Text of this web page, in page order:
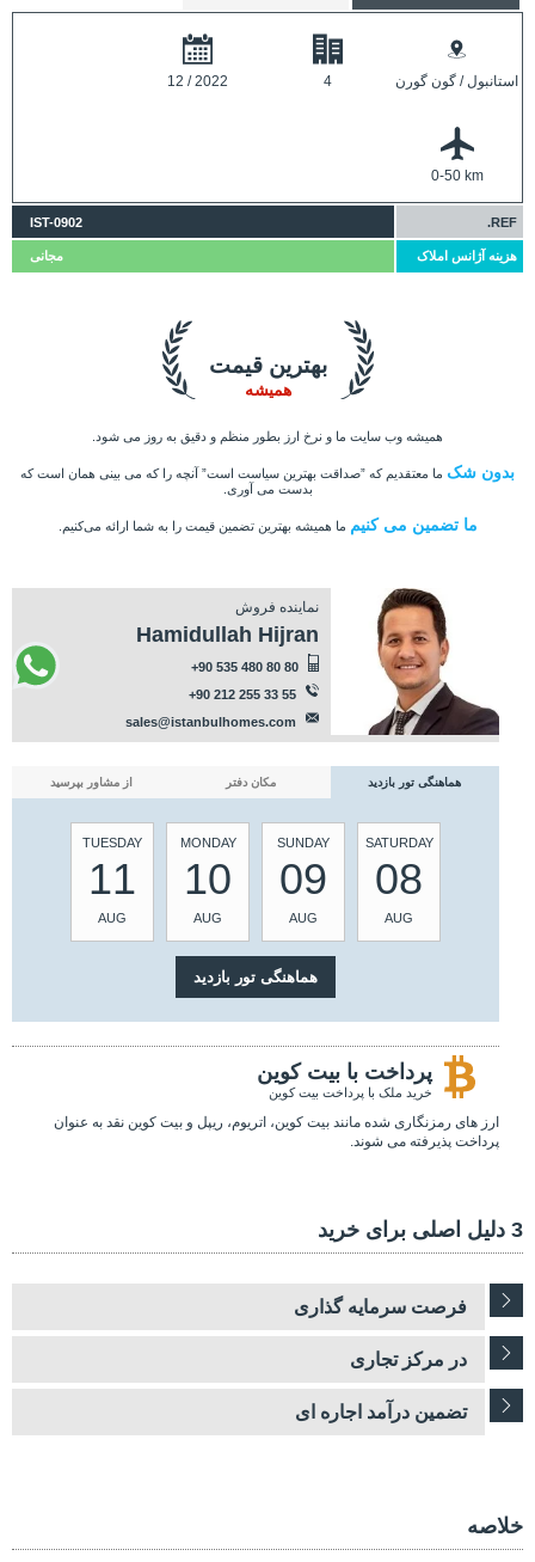
استانبول / گون گورن 4
12 / 2022
0-50 km
REF.
IST-0902
هزینه آژانس املاک مجانی
همیشه
بهترین قیمت
همیشه وب سایت ما و نرخ ارز بطور منظم و دقیق به روز می شود.
بدون شک ما معتقدیم که ”صداقت بهترین سیاست است” آنچه را که می بینی همان است که
بدست می آوری.
ما تضمین می کنیم ما همیشه بهترین تضمین قیمت را به شما ارائه می‌کنیم.
نماینده فروش
Hamidullah Hijran
+90 535 480 80 80
+90 212 255 33 55
sales@istanbulhomes.com
هماهنگی تور بازدید مکان دفتر از مشاور بپرسید
SATURDAY
08
AUG
SUNDAY
09
AUG
MONDAY
10
AUG
TUESDAY
11
AUG
پرداخت با بیت کوین
خرید ملک با پرداخت بیت کوین
ارز های رمزنگاری شده مانند بیت کوین، اتریوم، ریپل و بیت کوین نقد به عنوان
پرداخت پذیرفته می شوند.
3 دلیل اصلی برای خرید
فرصت سرمایه گذاری
در مرکز تجاری
تضمین درآمد اجاره ای
خلاصه